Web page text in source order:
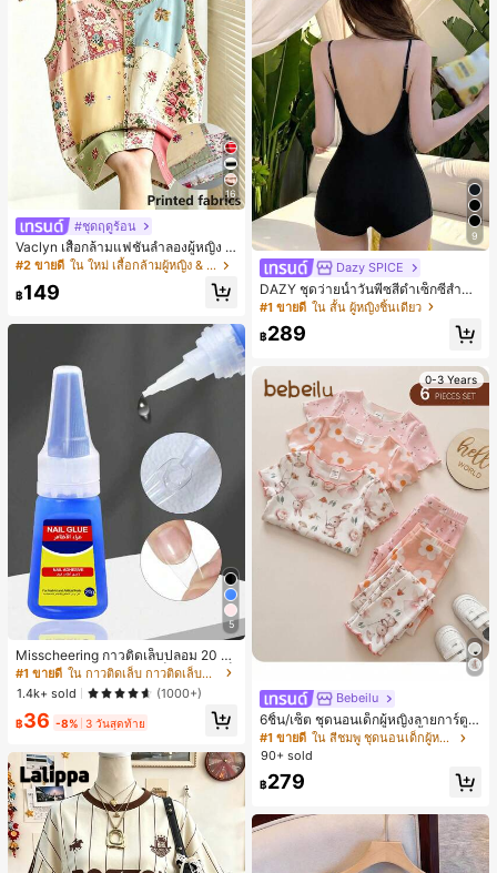
16
#ชุดฤดูร้อน
Vaclyn เสื้อกล้ามแฟชั่นลำลองผู้หญิง ล
ายแพตช์เวิร์ก แขนกุด คอกลม ติดกระดุ
#2 ขายดี ใน ใหม่ เสื้อกล้ามผู้หญิง & Camis
฿149
5
Misscheering กาวติดเล็บปลอม 20 กรั
ม แรงยึดสูง เจลสติกเกอร์เล็บนุ่ม แห้งเร็
ว เหมาะสำหรับผู้เริ่มต้นทำเล็บ ติดทนน
าน
#1 ขายดี
ใน กาวติดเล็บ กาวติดเล็บและสารยึดติด
1.4k+ sold
(1000+)
฿36 -8% 3 วันสุดท้าย
9
Dazy SPICE
DAZY ชุดว่ายน้ำวันพีซสีดำเซ็กซี่สำหรั
บผู้หญิง ชุดชายหาดฤดูร้อน
#1 ขายดี ใน สั้น ผู้หญิงชิ้นเดียว
฿289
0-3 Years
Bebeilu
6ชิ้น/เซ็ต ชุดนอนเด็กผู้หญิงลายการ์ตูน
หมีและดอกไม้ คอกลม แขนสั้น กางเกง
ขาสั้น ขอบระบาย สวมใส่สบาย
#1 ขายดี
ใน สีชมพู ชุดนอนเด็กผู้หญิง
90+ sold
฿279